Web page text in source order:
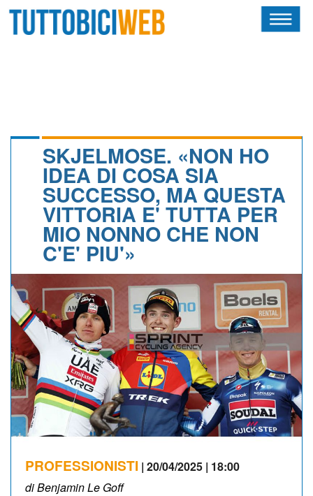
CALENDARIO
ALBI D'ORO
NEWSLETTER
SKJELMOSE. «NON HO
IDEA DI COSA SIA
SUCCESSO, MA QUESTA
VITTORIA E' TUTTA PER
MIO NONNO CHE NON
C'E' PIU'»
PROFESSIONISTI | 20/04/2025 | 18:00
di Benjamin Le Goff